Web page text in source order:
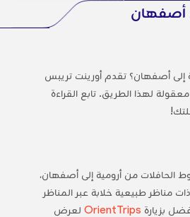
أصفهان
أصفهان؟ تقدم أورينت تريبس
لهذا الطريق. تابع القراءة
الحافلات من أرومية إلى أصفهان،
مناظر طبيعية خلابة عبر المناظر
بزيارة OrientTripsلعرض